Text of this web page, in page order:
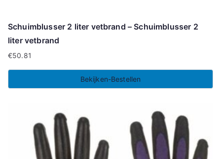
Schuimblusser 2 liter vetbrand – Schuimblusser 2
liter vetbrand
€50.81
Bekijken-Bestellen